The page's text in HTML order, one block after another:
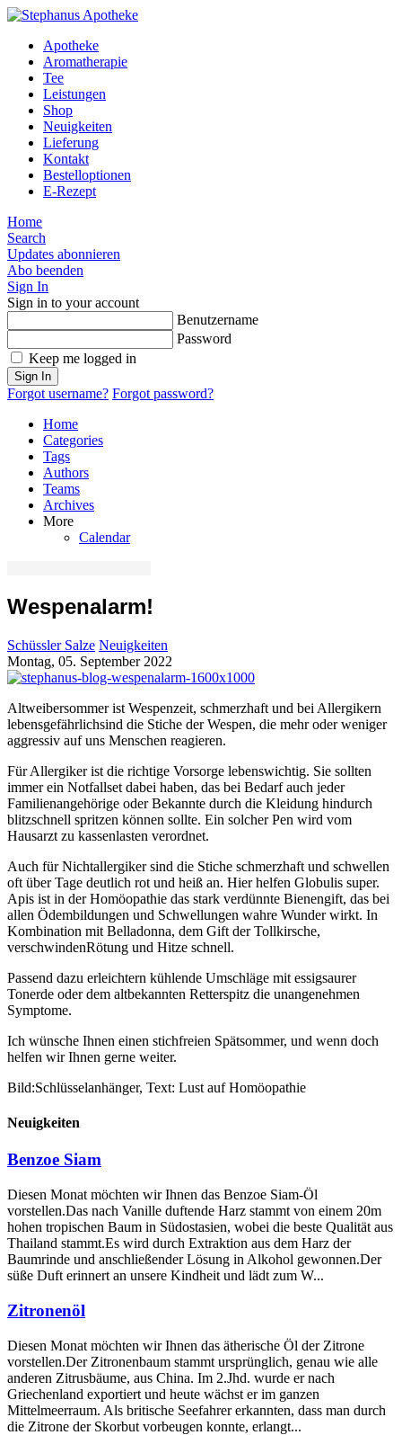
Apotheke
Aromatherapie
Tee
Leistungen
Shop
Neuigkeiten
Lieferung
Kontakt
Bestelloptionen
E-Rezept
Home
Search
Updates abonnieren
Abo beenden
Sign In
Sign in to your account
Benutzername
Password
Keep me logged in
Sign In
Forgot username? Forgot password?
Home
Categories
Tags
Authors
Teams
Archives
More
Calendar
Wespenalarm!
Schüssler Salze Neuigkeiten
Montag, 05. September 2022
Altweibersommer ist Wespenzeit, schmerzhaft und bei Allergikern
lebensgefährlichsind die Stiche der Wespen, die mehr oder weniger
aggressiv auf uns Menschen reagieren.
Für Allergiker ist die richtige Vorsorge lebenswichtig. Sie sollten
immer ein Notfallset dabei haben, das bei Bedarf auch jeder
Familienangehörige oder Bekannte durch die Kleidung hindurch
blitzschnell spritzen können sollte. Ein solcher Pen wird vom
Hausarzt zu kassenlasten verordnet.
Auch für Nichtallergiker sind die Stiche schmerzhaft und schwellen
oft über Tage deutlich rot und heiß an. Hier helfen Globulis super.
Apis ist in der Homöopathie das stark verdünnte Bienengift, das bei
allen Ödembildungen und Schwellungen wahre Wunder wirkt. In
Kombination mit Belladonna, dem Gift der Tollkirsche,
verschwindenRötung und Hitze schnell.
Passend dazu erleichtern kühlende Umschläge mit essigsaurer
Tonerde oder dem altbekannten Retterspitz die unangenehmen
Symptome.
Ich wünsche Ihnen einen stichfreien Spätsommer, und wenn doch
helfen wir Ihnen gerne weiter.
Bild:Schlüsselanhänger, Text: Lust auf Homöopathie
Neuigkeiten
Benzoe Siam
Diesen Monat möchten wir Ihnen das Benzoe Siam-Öl
vorstellen.Das nach Vanille duftende Harz stammt von einem 20m
hohen tropischen Baum in Südostasien, wobei die beste Qualität aus
Thailand stammt.Es wird durch Extraktion aus dem Harz der
Baumrinde und anschließender Lösung in Alkohol gewonnen.Der
süße Duft erinnert an unsere Kindheit und lädt zum W...
Zitronenöl
Diesen Monat möchten wir Ihnen das ätherische Öl der Zitrone
vorstellen.Der Zitronenbaum stammt ursprünglich, genau wie alle
anderen Zitrusbäume, aus China. Im 2.Jhd. wurde er nach
Griechenland exportiert und heute wächst er im ganzen
Mittelmeerraum. Als britische Seefahrer erkannten, dass man durch
die Zitrone der Skorbut vorbeugen konnte, erlangt...